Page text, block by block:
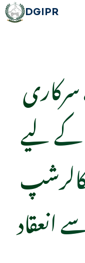
DGIPR
سرکاری
کے لیے
انعقاد